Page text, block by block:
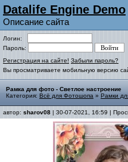
Datalife Engine Demo
Описание сайта
Логин:
Пароль:
Регистрация на сайте! Забыли пароль?
Вы просматриваете мобильную версию
Рамка для фото - Светлое настроение
Категория: Всё для Фотошопа » Рамки
автор: sharov08 | 30-07-2021, 16:59 |